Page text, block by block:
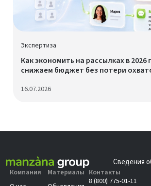
Экспертиза
Как экономить на рассылках в 2026
снижаем бюджет без потери
16.07.2026
Сведения
Компания
Материалы Контакты
8 (800) 775-01-11